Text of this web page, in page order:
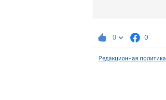
0 0
Редакционная политика